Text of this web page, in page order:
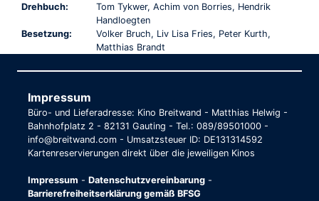
Drehbuch:
Tom Tykwer, Achim von Borries, Hendrik
Handloegten
Besetzung:
Volker Bruch, Liv Lisa Fries, Peter Kurth,
Matthias Brandt
Impressum
Büro- und Lieferadresse: Kino Breitwand - Matthias Helwig -
Bahnhofplatz 2 - 82131 Gauting - Tel.: 089/89501000 -
info@breitwand.com - Umsatzsteuer ID: DE131314592
Kartenreservierungen direkt über die jeweiligen Kinos
Impressum - Datenschutzvereinbarung -
Barrierefreiheitserklärung gemäß BFSG